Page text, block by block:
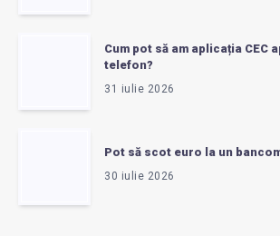
Cum pot să am aplicația CEC
telefon?
31 iulie 2026
Pot să scot euro la un
30 iulie 2026